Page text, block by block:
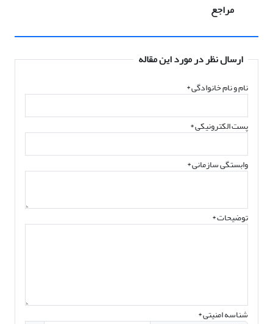
مراجع
ارسال نظر در مورد این مقاله
نام و نام خانوادگی*
پست الکترونیکی*
وابستگی سازمانی *
توضیحات *
شناسه امنیتی *